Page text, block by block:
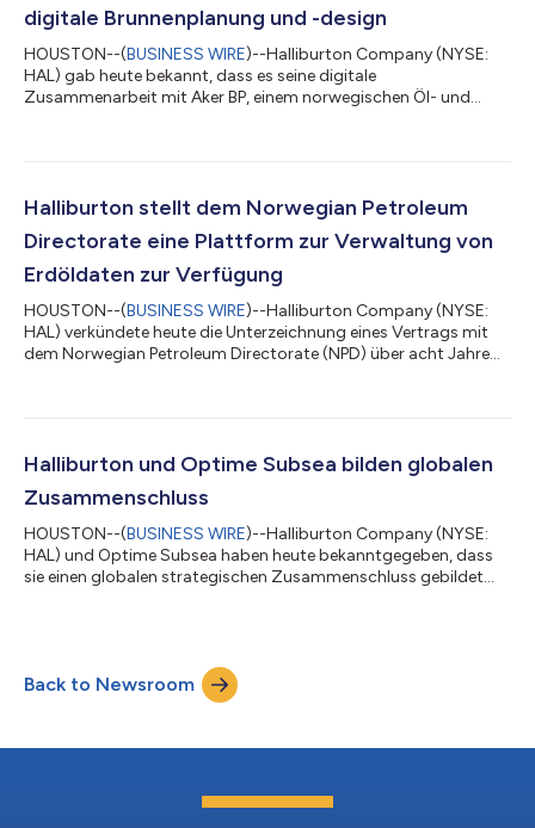
digitale Brunnenplanung und -design
HOUSTON--(BUSINESS WIRE)--Halliburton Company (NYSE:
HAL) gab heute bekannt, dass es seine digitale
Zusammenarbeit mit Aker BP, einem norwegischen Öl- und
automatisieren und die Entscheidungsfindung zu
hybriden Cloudumgebung von Halliburton zur Verwaltung von
Anwendungen für Exploration und Förderung. Aker BP nutzt das
D...
Halliburton stellt dem Norwegian Petroleum
Directorate eine Plattform zur Verwaltung von
Erdöldaten zur Verfügung
HOUSTON--(BUSINESS WIRE)--Halliburton Company (NYSE:
HAL) verkündete heute die Unterzeichnung eines Vertrags mit
dem Norwegian Petroleum Directorate (NPD) über acht Jahre
Gasbranche. Halliburton Landmark stellt Diskos 2.0 unter
iEnergy®, der ersten hybriden E&P-Cloud der Branche, bereit. Die
cloudnativen Dienste sind mit O...
Halliburton und Optime Subsea bilden globalen
Zusammenschluss
HOUSTON--(BUSINESS WIRE)--Halliburton Company (NYSE:
HAL) und Optime Subsea haben heute bekanntgegeben, dass
sie einen globalen strategischen Zusammenschluss gebildet
von Halliburton zu nutzen. Die Unternehmen werden ferner
zusammenarbeiten und gemeinsam Kontrollsystemdienste für
Interventionen und Workovers anbieten, mit dene...
Back to Newsroom